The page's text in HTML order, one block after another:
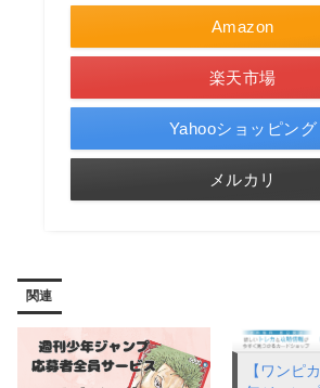
Amazon
楽天市場
Yahooショッピング
メルカリ
関連
【ワンピ